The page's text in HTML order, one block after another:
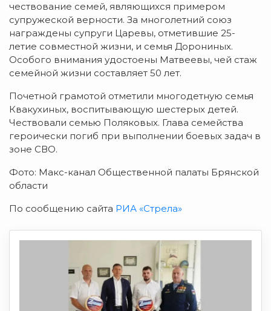
чествование семей, являющихся примером
супружеской верности. За многолетний союз
награждены супруги Царевы, отметившие 25-
летие совместной жизни, и семья Дорониных.
Особого внимания удостоены Матвеевы, чей стаж
семейной жизни составляет 50 лет.
Почетной грамотой отметили многодетную семья
Квакухиных, воспитывающую шестерых детей.
Чествовали семью Поляковых. Глава семейства
героически погиб при выполнении боевых задач в
зоне СВО.
Фото: Макс-канал Общественной палаты Брянской
области
По сообщению сайта РИА «Стрела»